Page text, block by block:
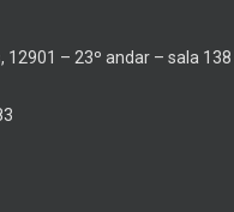
12901 – 23º andar – sala